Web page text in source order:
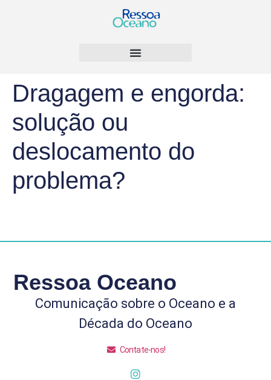
Dragagem e engorda:
solução ou
deslocamento do
problema?
Ressoa Oceano
Comunicação sobre o Oceano e a
Década do Oceano
Contate-nos!